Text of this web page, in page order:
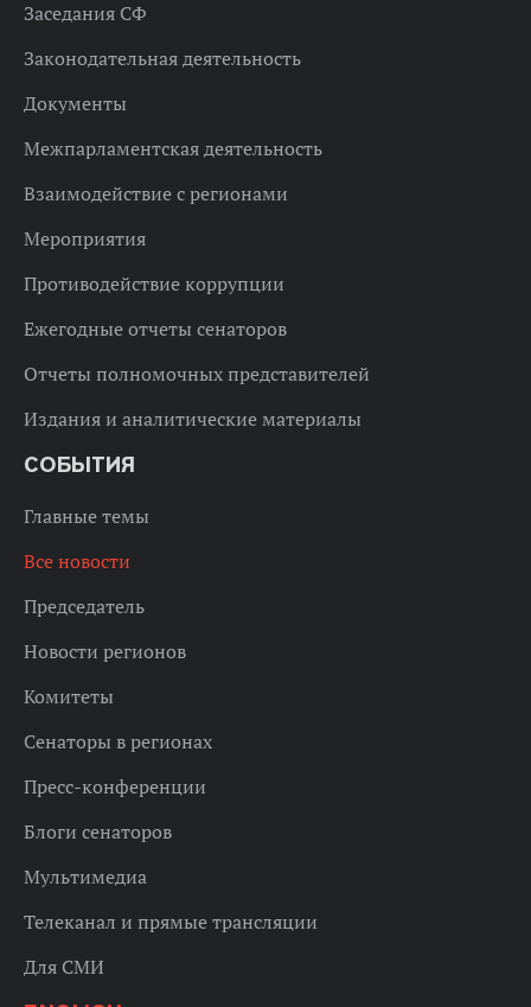
Заседания СФ
Законодательная деятельность
Документы
Межпарламентская деятельность
Взаимодействие с регионами
Мероприятия
Противодействие коррупции
Ежегодные отчеты сенаторов
Отчеты полномочных представителей
Издания и аналитические материалы
СОБЫТИЯ
Главные темы
Все новости
Председатель
Новости регионов
Комитеты
Сенаторы в регионах
Пресс-конференции
Блоги сенаторов
Мультимедиа
Телеканал и прямые трансляции
Для СМИ